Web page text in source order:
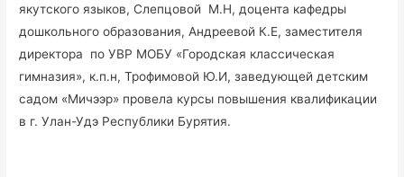
якутского языков, Слепцовой М.Н, доцента кафедры
дошкольного образования, Андреевой К.Е, заместителя
директора по УВР МОБУ «Городская классическая
гимназия», к.п.н, Трофимовой Ю.И, заведующей детским
садом «Мичээр» провела курсы повышения квалификации
в г. Улан-Удэ Республики Бурятия.